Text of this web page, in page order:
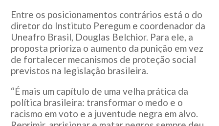
Entre os posicionamentos contrários está o do
diretor do Instituto Peregum e coordenador da
Uneafro Brasil, Douglas Belchior. Para ele, a
proposta prioriza o aumento da punição em vez
de fortalecer mecanismos de proteção social
previstos na legislação brasileira.
“É mais um capítulo de uma velha prática da
política brasileira: transformar o medo e o
racismo em voto e a juventude negra em alvo.